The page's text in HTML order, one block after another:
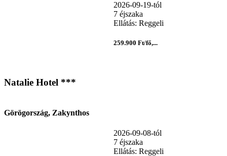
2026-09-19-tól
7 éjszaka
Ellátás: Reggeli
259.900 Ft/fő,...
Natalie Hotel ***
Görögország, Zakynthos
2026-09-08-tól
7 éjszaka
Ellátás: Reggeli